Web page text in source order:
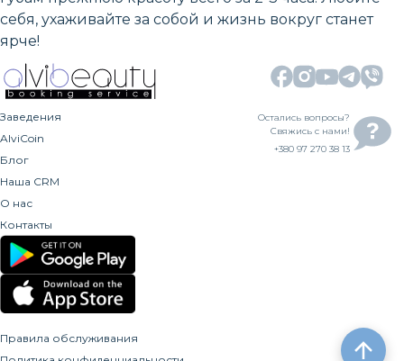
себя, ухаживайте за собой и жизнь вокруг станет
ярче!
Заведения
AlviCoin
Блог
Наша CRM
О нас
Контакты
Остались вопросы?
Свяжись с нами!
+380 97 270 38 13
Правила обслуживания